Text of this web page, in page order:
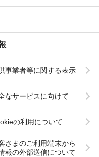
事業者等に関する表示
なサービスに向けて
の利用について
さまのご利用端末から
報の外部送信について